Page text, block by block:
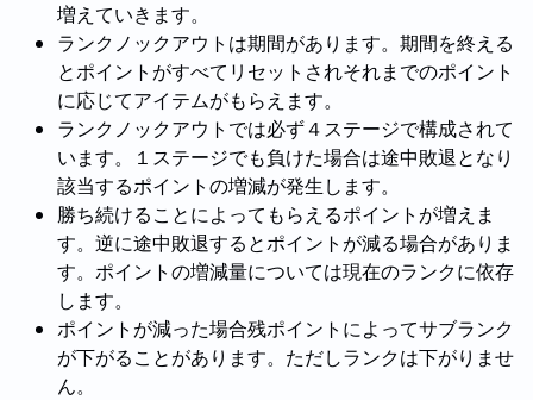
増えていきます。
ランクノックアウトは期間があります。期間を終える
とポイントがすべてリセットされそれまでのポイント
に応じてアイテムがもらえます。
ランクノックアウトでは必ず４ステージで構成されて
います。１ステージでも負けた場合は途中敗退となり
該当するポイントの増減が発生します。
勝ち続けることによってもらえるポイントが増えま
す。逆に途中敗退するとポイントが減る場合がありま
す。ポイントの増減量については現在のランクに依存
します。
ポイントが減った場合残ポイントによってサブランク
が下がることがあります。ただしランクは下がりませ
ん。